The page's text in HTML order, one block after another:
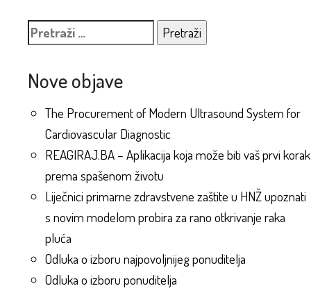
objava
Pretraži:
Nove objave
The Procurement of Modern Ultrasound System for
Cardiovascular Diagnostic
REAGIRAJ.BA – Aplikacija koja može biti vaš prvi korak
prema spašenom životu
Liječnici primarne zdravstvene zaštite u HNŽ upoznati
s novim modelom probira za rano otkrivanje raka
pluća
Odluka o izboru najpovoljnijeg ponuditelja
Odluka o izboru ponuditelja